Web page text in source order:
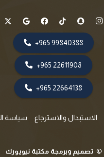
99840388 965+
22611908 965+
22664138 965+
الاستبدال والاسترجاع سياسة
© تصميم وبرمجة مكتبة نيويورك